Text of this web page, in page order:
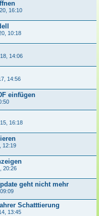
16:10
10:18
14:06
14:56
einfügen
16:18
12:19
20:26
geht nicht mehr
Schatttierung
13:45